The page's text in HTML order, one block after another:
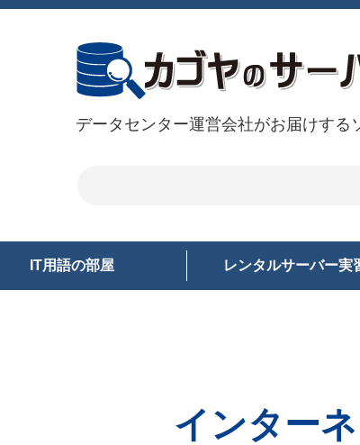
データセンター運営会社がお届けする
IT用語の部屋 レンタルサーバー実
インター